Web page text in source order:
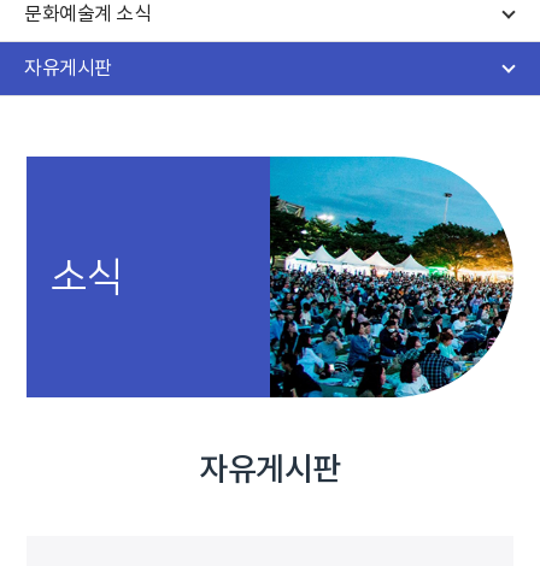
문화예술계 소식
자유게시판
소식
자유게시판